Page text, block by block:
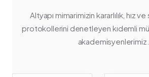
Altyapı mimarimizin kararlılık, hız
protokollerini denetleyen kıdemli
akademisyenlerimiz.